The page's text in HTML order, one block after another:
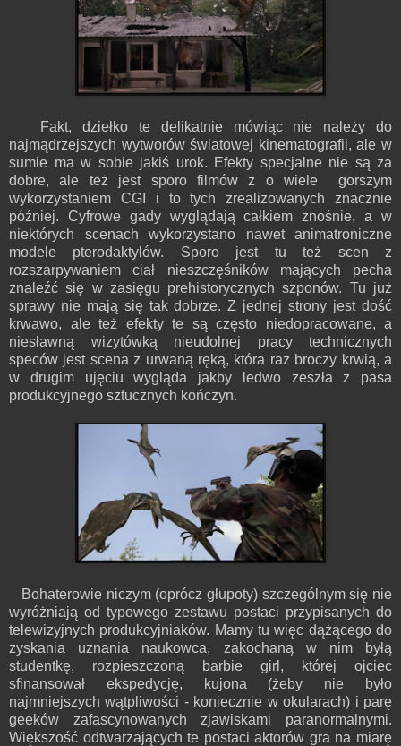
Fakt, dziełko te delikatnie mówiąc nie należy do
najmądrzejszych wytworów światowej kinematografii, ale w
sumie ma w sobie jakiś urok. Efekty specjalne nie są za
dobre, ale też jest sporo filmów z o wiele gorszym
wykorzystaniem CGI i to tych zrealizowanych znacznie
później. Cyfrowe gady wyglądają całkiem znośnie, a w
niektórych scenach wykorzystano nawet animatroniczne
modele pterodaktylów. Sporo jest tu też scen z
rozszarpywaniem ciał nieszczęśników mających pecha
znaleźć się w zasięgu prehistorycznych szponów. Tu już
sprawy nie mają się tak dobrze. Z jednej strony jest dość
krwawo, ale też efekty te są często niedopracowane, a
niesławną wizytówką nieudolnej pracy technicznych
speców jest scena z urwaną ręką, która raz broczy krwią, a
w drugim ujęciu wygląda jakby ledwo zeszła z pasa
produkcyjnego sztucznych kończyn.
Bohaterowie niczym (oprócz głupoty) szczególnym się nie
wyróżniają od typowego zestawu postaci przypisanych do
telewizyjnych produkcyjniaków. Mamy tu więc dążącego do
zyskania uznania naukowca, zakochaną w nim byłą
studentkę, rozpieszczoną barbie girl, której ojciec
sfinansował ekspedycję, kujona (żeby nie było
najmniejszych wątpliwości - koniecznie w okularach) i parę
geeków zafascynowanych zjawiskami paranormalnymi.
Większość odtwarzających te postaci aktorów gra na miarę